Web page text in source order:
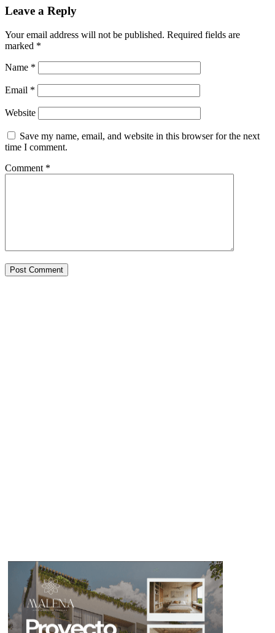
Leave a Reply
Your email address will not be published. Required fields are
marked *
Name *
Email *
Website
Save my name, email, and website in this browser for the next
time I comment.
Comment *